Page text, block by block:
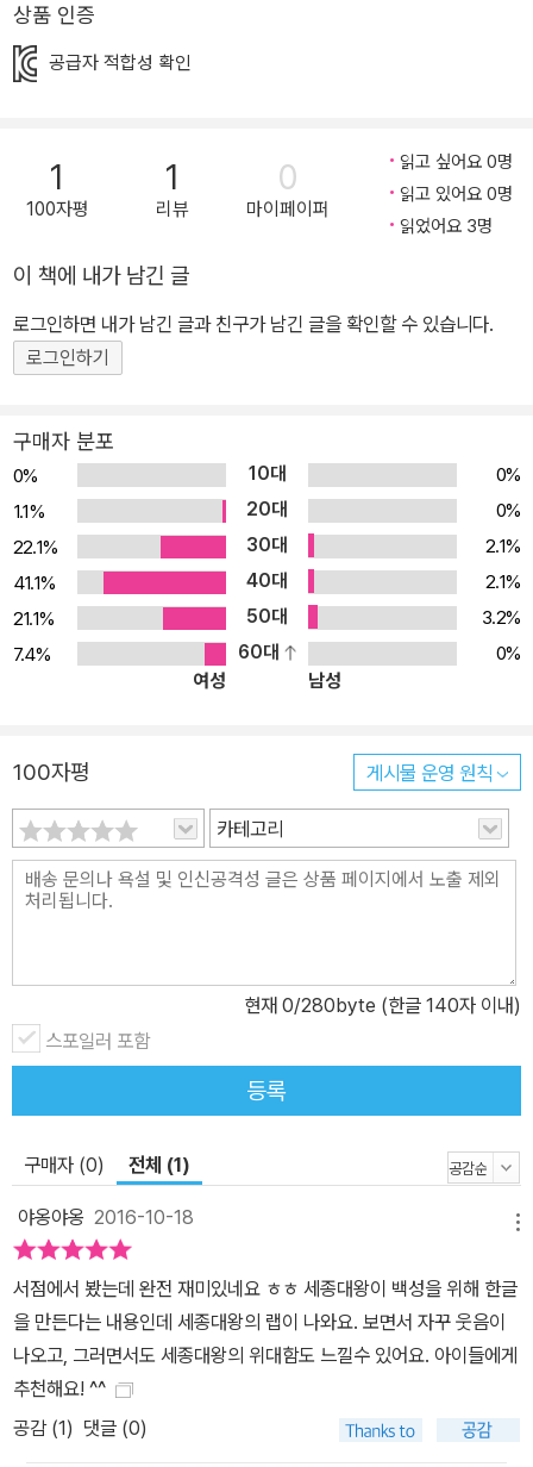
일벌레, 피부병 환자 세종의 결코 화려하지만은 않았던 고군분투 여
함, 닿소리와 홀소리를 결합한 번뜩이는 아이디어가 오롯이 녹아 있
는 한글의 가치를 느껴 보세요. 한글 짓는 과정이 말놀이로 살아났다
“흥얼흥얼 가락에 맞춰 읽다 보면, 한글의 아름다움과 과학적 원리를
저절로 깨닫게 되는, 그런 말놀이 그림책을 만들고 싶었어요∙∙∙∙∙∙.” 아
님 세종의 긁적긁적 말놀이>가 술술 읽히는 이유는 리듬이 살아 있기
때문입니다. 주거니 받거니 엄마가 읽어 주고 또 아이가 읽기를 반복
임금님 세종이 신하들의 반대에도 굽히지 않고 연구하던 모습, 발음
기관의 모양에서 닿소리 기본 글자를 착안해 내던 과정, ‘아니 되옵니
다!’로 일관했던 신하들을 향해 가슴을 치던 장면, 마침내 온 세상에
한글이 반포되던 그날의 감격까지, 한 자 한 자 소리 내어 흥얼거리며
한글이 가진 친근함과 매력을 동시에 느껴 보시길 바랍니다. 오리고
찍으며 놀이하다 보면 저절로 한글이 보인다 <뚱보 임금님 세종의 긁
적긁적 말놀이>는 대부분 종이 판화로 찍은 그림입니다. ‘한글 자모
음을 종이로 모두 오려 판을 만들려면 꽤나 힘들었겠다!’고 생각하셨
해결되고, 모음은 ㅏ, ㅑ만 있으면 돌려 찍고 눕혀 찍고 하면서 모든
자모음 판화를 완성할 수 있었거든요! 한자와 달리 한글은 기본형 몇
가지만 파 놓으면 이리저리 돌려 가며 글자를 다 찍을 수 있었을 테니,
목판이나 금속 활자로 일일이 글자를 새겨야 했던 당시 인쇄공들에게
도 엄청 환영 받는 글자가 아니었을까, 상상해 봅니다. 작가가 작업한
ㄷ을 찍고, ㅏ 하나로 ㅓ, ㅜ까지 직접 찍으며 놀이하다 보면, 자모음
의 생김새와 원리에 대해 자연스럽게 이해할 수 있을 겁니다.
상품 인증
공급자 적합성 확인
1
100자평
1
리뷰
0
마이페이퍼
읽고 싶어요 0명
읽고 있어요 0명
읽었어요 3명
이 책에 내가 남긴 글
로그인하면 내가 남긴 글과 친구가 남긴 글을 확인할 수 있습니다.
로그인하기
구매자 분포
0% 10대
0%
1.1%
20대
0%
22.1%
30대
2.1%
41.1%
40대
2.1%
21.1%
50대
3.2%
7.4%
60대
0%
여성
남성
100자평 게시물 운영 원칙
카테고리
현재 0/280byte (한글 140자 이내)
스포일러 포함
등록
구매자 (0) 전체 (1)
야옹야옹 2016-10-18
서점에서 봤는데 완전 재미있네요 ㅎㅎ 세종대왕이 백성을 위해 한글
을 만든다는 내용인데 세종대왕의 랩이 나와요. 보면서 자꾸 웃음이
나오고, 그러면서도 세종대왕의 위대함도 느낄수 있어요. 아이들에게
추천해요! ^^
공감 (1) 댓글 (0)